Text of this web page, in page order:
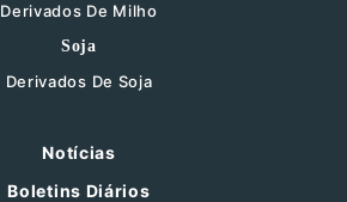
Derivados De Milho
Soja
Derivados De Soja
Notícias
Boletins Diários